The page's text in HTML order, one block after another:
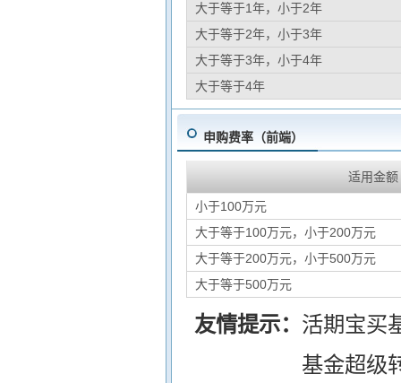
大于等于1年，小于2年
大于等于2年，小于3年
大于等于3年，小于4年
大于等于4年
申购费率（前端）
适用金额
小于100万元
大于等于100万元，小于200万元
大于等于200万元，小于500万元
大于等于500万元
友情提示： 活期宝买
基金超级